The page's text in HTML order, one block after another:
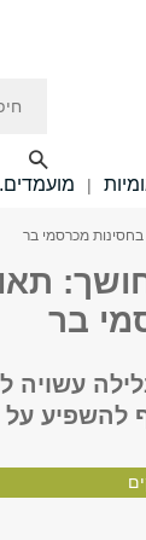
|
מכרסמי בר
בר
על